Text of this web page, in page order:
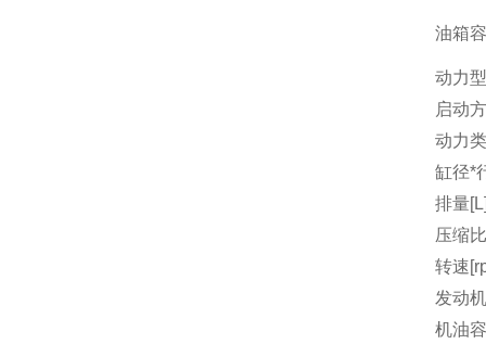
油箱
动力
启动
动力
缸径*
排量
压缩比
转速
发动
机油